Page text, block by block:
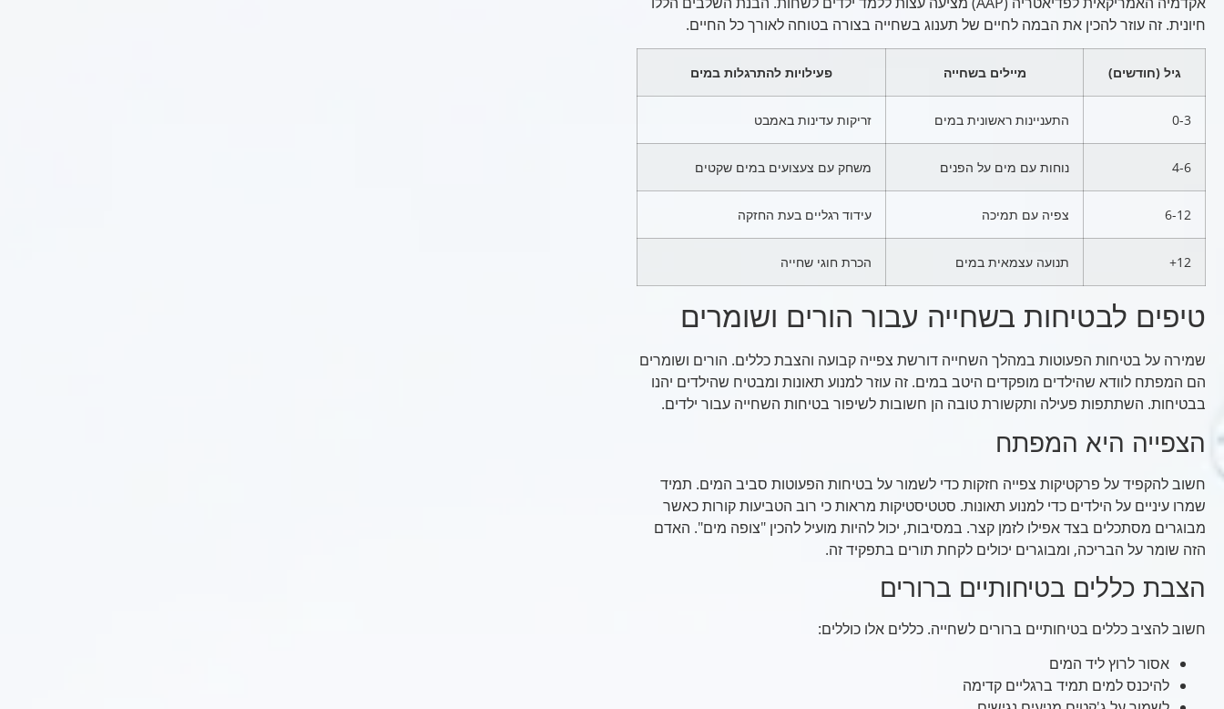
חיונית. זה עוזר להכין את הבמה לחיים של תענוג בשחייה בצורה בטוחה לאורך כל החיים.
גיל (חודשים) מיילים בשחייה פעילויות להתרגלות במים
0-3 התעניינות ראשונית במים זריקות עדינות באמבט
4-6 נוחות עם מים על הפנים משחק עם צעצועים במים שקטים
6-12 צפיה עם תמיכה עידוד רגליים בעת החזקה
12+ תנועה עצמאית במים הכרת חוגי שחייה
טיפים לבטיחות בשחייה עבור הורים ושומרים
שמירה על בטיחות הפעוטות במהלך השחייה דורשת צפייה קבועה והצבת כללים. הורים ושומרים
הם המפתח לוודא שהילדים מופקדים היטב במים. זה עוזר למנוע תאונות ומבטיח שהילדים יהנו
בבטיחות. השתתפות פעילה ותקשורת טובה הן חשובות לשיפור בטיחות השחייה עבור ילדים.
הצפייה היא המפתח
חשוב להקפיד על פרקטיקות צפייה חזקות כדי לשמור על בטיחות הפעוטות סביב המים. תמיד
שמרו עיניים על הילדים כדי למנוע תאונות. סטטיסטיקות מראות כי רוב הטביעות קורות כאשר
מבוגרים מסתכלים בצד אפילו לזמן קצר. במסיבות, יכול להיות מועיל להכין "צופה מים". האדם
הזה שומר על הבריכה, ומבוגרים יכולים לקחת תורים בתפקיד זה.
הצבת כללים בטיחותיים ברורים
חשוב להציב כללים בטיחותיים ברורים לשחייה. כללים אלו כוללים:
אסור לרוץ ליד המים
להיכנס למים תמיד ברגליים קדימה